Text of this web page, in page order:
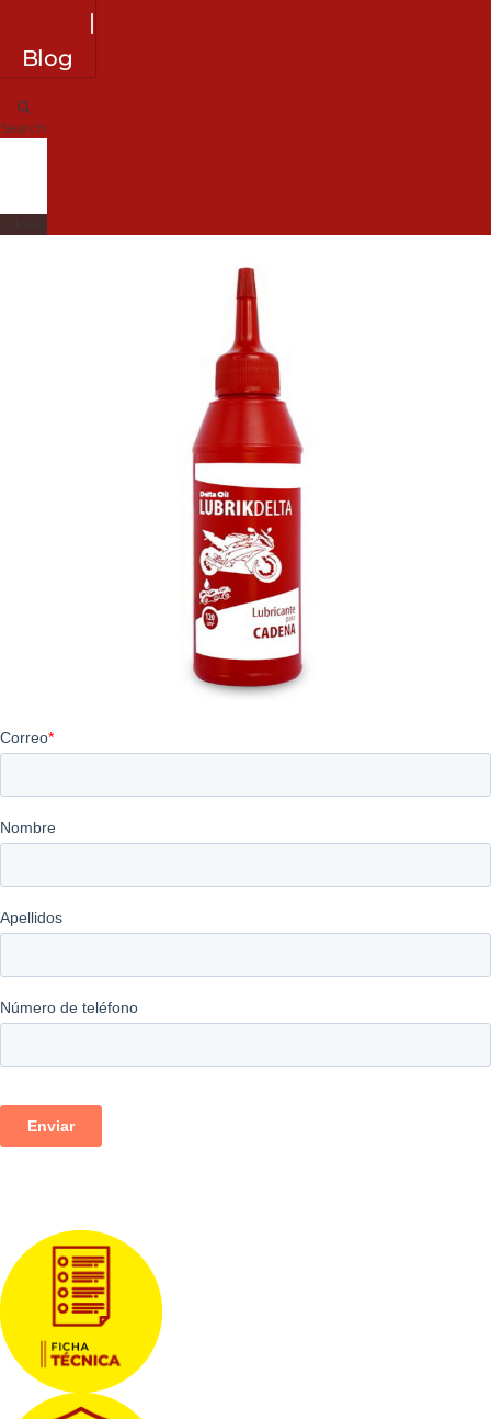
|
Blog
Search